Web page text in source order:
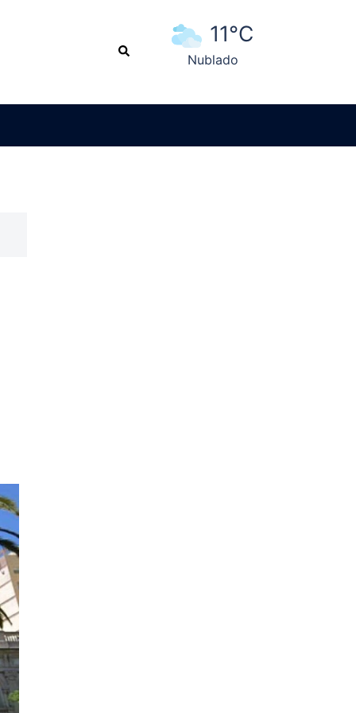
Search
11°C
Nublado